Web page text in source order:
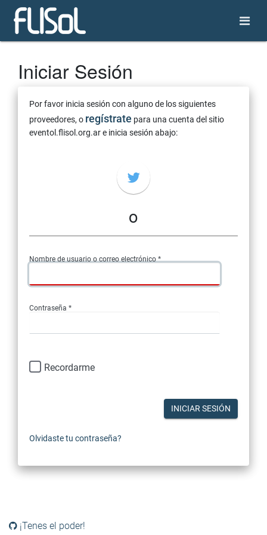
Iniciar Sesión
Por favor inicia sesión con alguno de los siguientes
proveedores, o regístrate para una cuenta del sitio
eventol.flisol.org.ar e inicia sesión abajo:
o
Nombre de usuario o correo electrónico *
Contraseña *
Recordarme
INICIAR SESIÓN
Olvidaste tu contraseña?
¡Tenes el poder!